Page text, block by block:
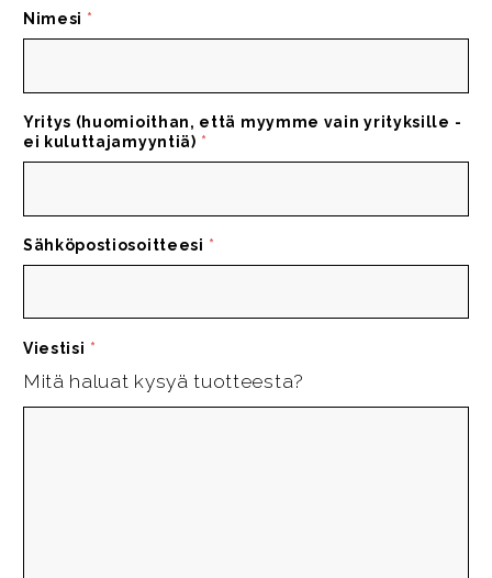
Nimesi *
Yritys (huomioithan, että myymme vain yrityksille -
ei kuluttajamyyntiä) *
Sähköpostiosoitteesi *
Viestisi *
Mitä haluat kysyä tuotteesta?